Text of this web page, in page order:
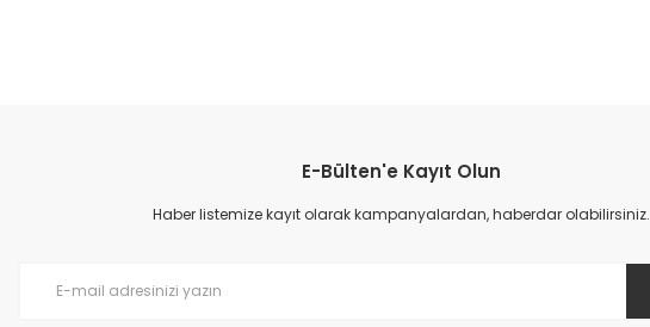
E-Bülten'e Kayıt Olun
Haber listemize kayıt olarak kampanyalardan, haberdar olabilirsiniz.